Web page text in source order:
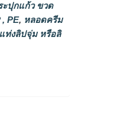
ะปุกแก้ว ขวด
, PE, หลอดครีม
แท่งลิปจุ่ม หรือลิ